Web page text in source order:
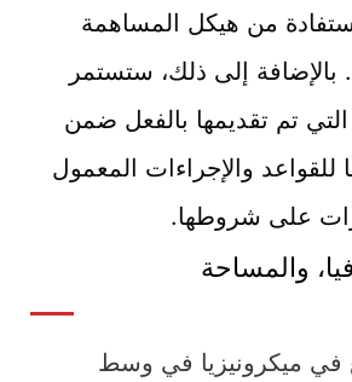
للاستفادة من هيكل المساهمة
إلى ذلك، ستستمر
تم تقديمها بالفعل ضمن
للقواعد والإجراءات المعمول
على شروطها.
والمساحة
في ميكرونيزيا في وسط